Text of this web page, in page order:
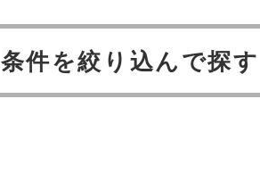
条件を絞り込んで探す